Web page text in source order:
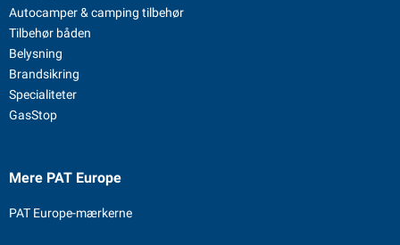
Autocamper & camping tilbehør
Tilbehør båden
Belysning
Brandsikring
Specialiteter
GasStop
Mere PAT Europe
PAT Europe-mærkerne